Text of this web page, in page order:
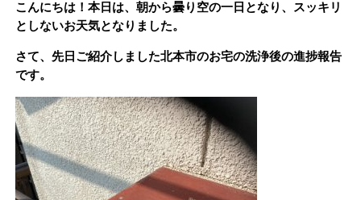
こんにちは！本日は、朝から曇り空の一日となり、スッキリ
としないお天気となりました。
さて、先日ご紹介しました北本市のお宅の洗浄後の進捗報告
です。